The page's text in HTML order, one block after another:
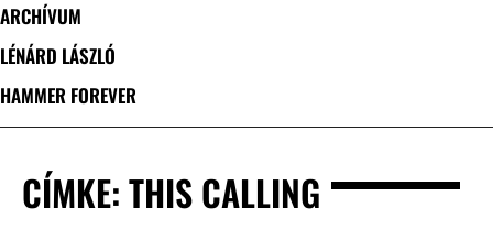
ARCHÍVUM
LÉNÁRD LÁSZLÓ
HAMMER FOREVER
CÍMKE: THIS CALLING